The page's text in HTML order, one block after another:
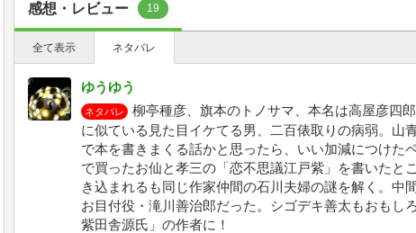
感想・レビュー 19
全て表示 ネタバレ
ゆうゆう
ネタバレ
柳亭種彦、旗本のトノサマ、本名は高屋彦四
に似ている見た目イケてる男、二百俵取りの病弱。山
で本を書きまくる話かと思ったら、いい加減につけた
で買ったお仙と孝三の「恋不思議江戸紫」を書いたと
き込まれるも同じ作家仲間の石川夫婦の謎を解く。中
お目付役・滝川善治郎だった。シゴデキ善太もおもし
紫田舎源氏」の作者に！